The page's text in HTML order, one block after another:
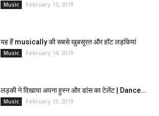
Music February 15, 2019
यह हैं musically की सबसे खुबसूरत और हॉट लड़कियां
Music February 14, 2019
लड़की ने दिखाया अपना हुस्न और डांस का टेलेंट | Dance...
Music February 13, 2019